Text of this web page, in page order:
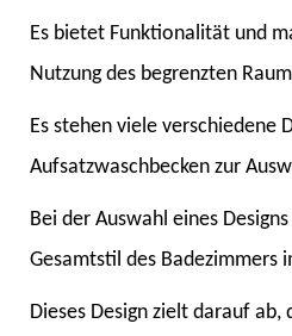
Es bietet Funktionalität und
Nutzung des begrenzten
Es stehen viele verschiedene
Aufsatzwaschbecken zur
Bei der Auswahl eines
Gesamtstil des Badezimmers
Dieses Design zielt darauf